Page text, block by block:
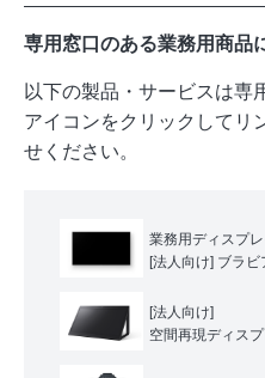
専用窓口のある業務用商品
以下の製品・サービスは専
アイコンをクリックしてリ
せください。
業務用ディスプ
[法人向け] ブラビ
[法人向け]
空間再現ディスプ